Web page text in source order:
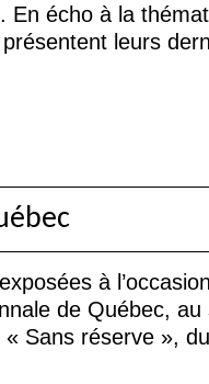
En écho à la
leurs
à
de Québec, au
« Sans réserve »,